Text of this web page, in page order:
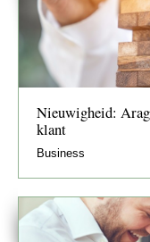
Nieuwigheid:
klant
Business